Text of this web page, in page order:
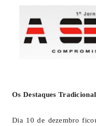
Os Destaques
Dia 10 de dezembro